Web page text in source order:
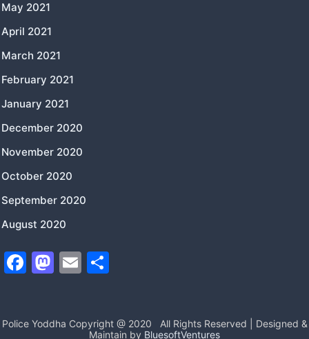
May 2021
April 2021
March 2021
February 2021
January 2021
December 2020
November 2020
October 2020
September 2020
August 2020
F
e
M
o
E
l
e
Police Yoddha Copyright @ 2020
All Rights Reserved | Designed &
Maintain by BluesoftVentures